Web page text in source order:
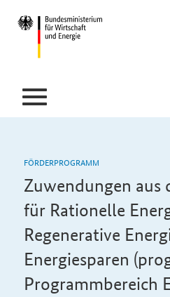
FÖRDERPROGRAMM
Zuwendungen aus
für Rationelle
Regenerative
Energiesparen
Programmbereich